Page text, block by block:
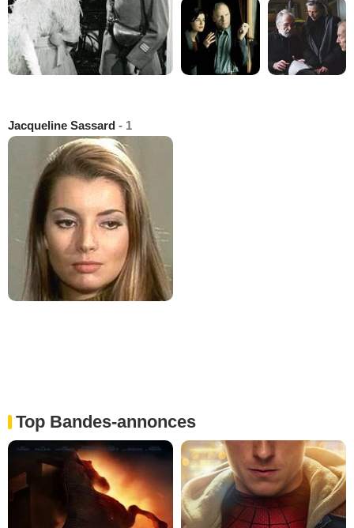
Jacqueline Sassard - 1
Top Bandes-annonces